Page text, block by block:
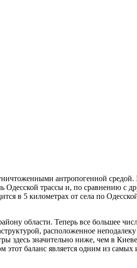
антропогенной средой.
Одесской трассы и, по сравнению
в 5 километрах от села по
области. Теперь все большее
расположенное
здесь значительно ниже, чем в
этот баланс является одним из самых